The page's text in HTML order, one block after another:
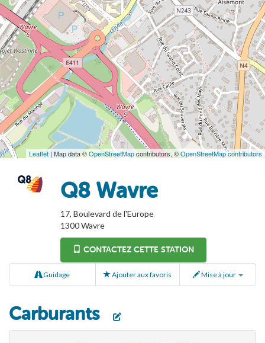
Leaflet | Map data ©OpenStreetMapcontributors, ©OpenStreetMap contributors
Q8 Wavre
17, Boulevard de l'Europe
1300Wavre
CONTACTEZ CETTE STATION
Guidage Ajouter aux favoris Mise à jour
Carburants